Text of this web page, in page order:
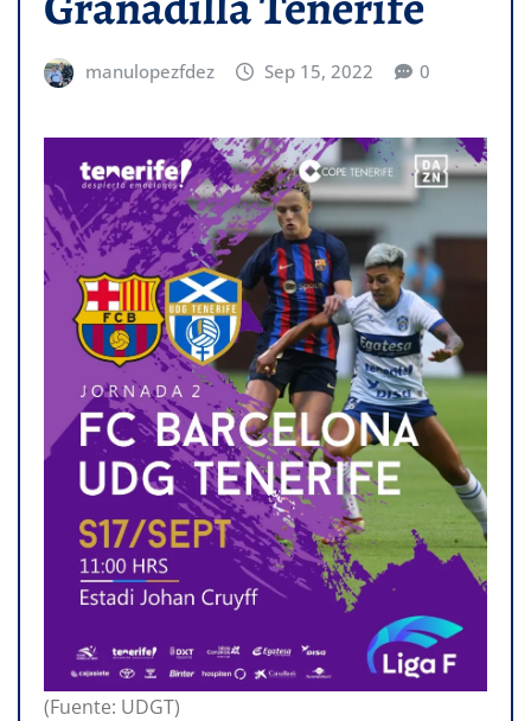
manulopezfdez Sep 15, 2022 0
(Fuente: UDGT)